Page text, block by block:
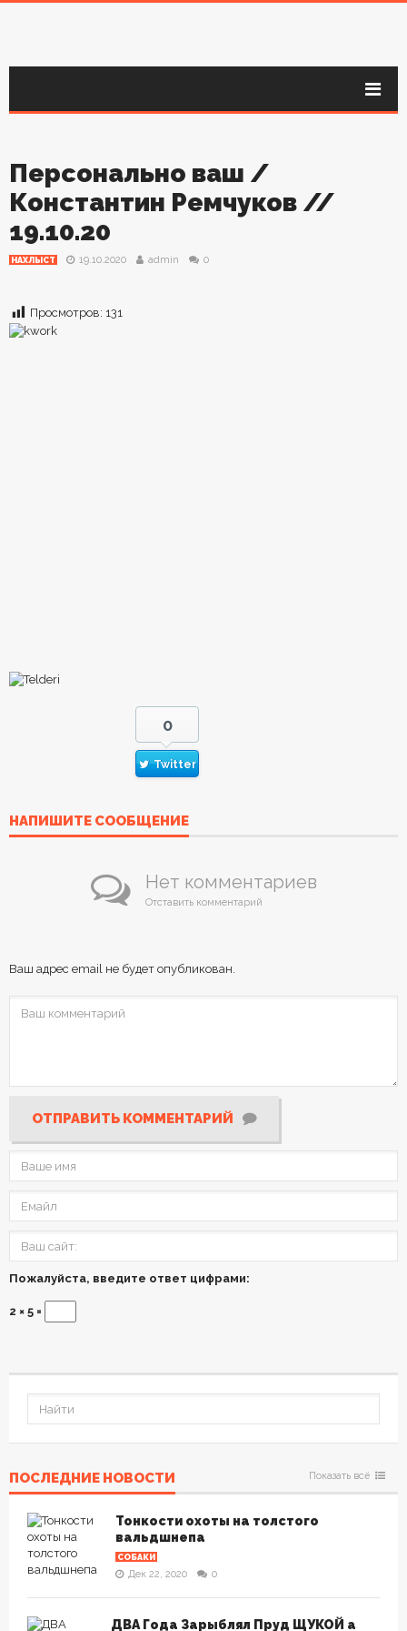
Персонально ваш /
Константин Ремчуков //
19.10.20
НАХЛЫСТ 19.10.2020 admin 0
Просмотров: 131
0
Twitter
НАПИШИТЕ СООБЩЕНИЕ
Нет комментариев
Отставить комментарий
Ваш адрес email не будет опубликован.
ОТПРАВИТЬ КОММЕНТАРИЙ
Пожалуйста, введите ответ цифрами:
2 × 5 =
ПОСЛЕДНИЕ НОВОСТИ Показать всё
Тонкости охоты на толстого
вальдшнепа
СОБАКИ
Дек 22, 2020 0
ДВА Года Зарыблял Пруд ЩУКОЙ а